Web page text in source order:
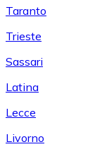
Taranto
Trieste
Sassari
Latina
Lecce
Livorno